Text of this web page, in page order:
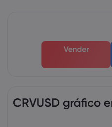
Vender
CRVUSD gráfico